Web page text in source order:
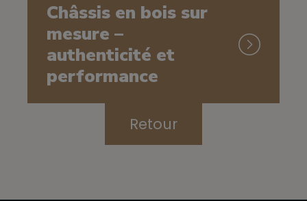
Châssis en bois sur
mesure –
authenticité et
performance
Retour